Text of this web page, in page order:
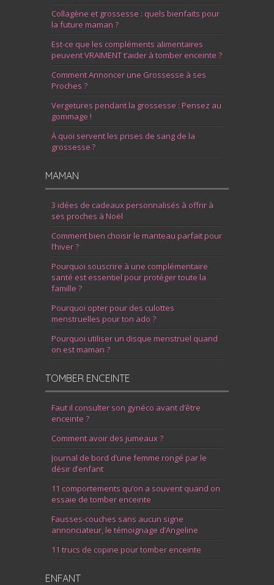
Collagène et grossesse : quels bienfaits pour
la future maman ?
Est-ce que les compléments alimentaires
peuvent VRAIMENT t’aider à tomber enceinte ?
Comment Annoncer une Grossesse à ses
Proches ?
Vergetures pendant la grossesse : Pensez au
gommage !
À quoi servent les prises de sang de la
grossesse ?
MAMAN
3 idées de cadeaux personnalisés à offrir à
ses proches à Noël
Comment bien choisir le manteau parfait pour
l’hiver ?
Pourquoi souscrire à une complémentaire
santé est essentiel pour protéger toute la
famille ?
Pourquoi opter pour des culottes
menstruelles pour ton ado ?
Pourquoi utiliser un disque menstruel quand
on est maman ?
TOMBER ENCEINTE
Faut il consulter son gynéco avant d’être
enceinte ?
Comment avoir des jumeaux ?
Journal de bord d’une femme rongé par le
désir d’enfant
11 comportements qu’on a souvent quand on
essaie de tomber enceinte
Fausses-couches sans aucun signe
annonciateur, le témoignage d’Angeline
11 trucs de copine pour tomber enceinte
ENFANT